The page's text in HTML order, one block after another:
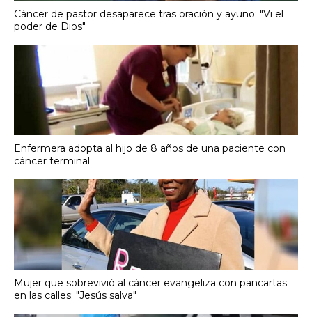
Cáncer de pastor desaparece tras oración y ayuno: "Vi el
poder de Dios"
Enfermera adopta al hijo de 8 años de una paciente con
cáncer terminal
Mujer que sobrevivió al cáncer evangeliza con pancartas
en las calles: "Jesús salva"